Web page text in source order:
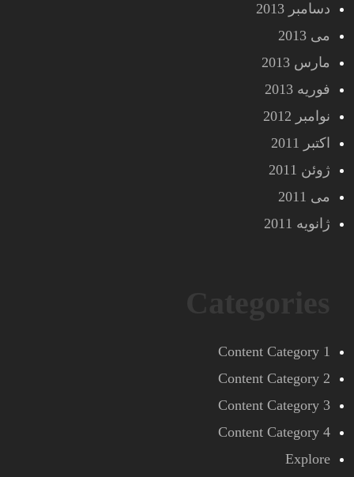
دسامبر 2013
می 2013
مارس 2013
فوریه 2013
نوامبر 2012
اکتبر 2011
ژوئن 2011
می 2011
ژانویه 2011
Content Category 1
Content Category 2
Content Category 3
Content Category 4
Explore